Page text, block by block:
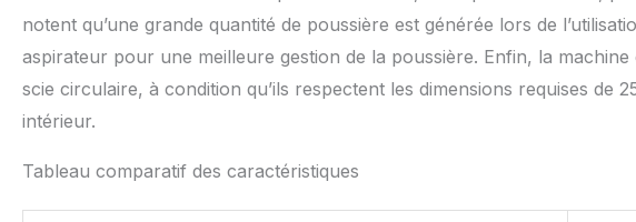
notent qu’une grande quantité de poussière est générée lors de
aspirateur pour une meilleure gestion de la poussière. Enfin, la
scie circulaire, à condition qu’ils respectent les dimensions requises de
intérieur.
Tableau comparatif des caractéristiques